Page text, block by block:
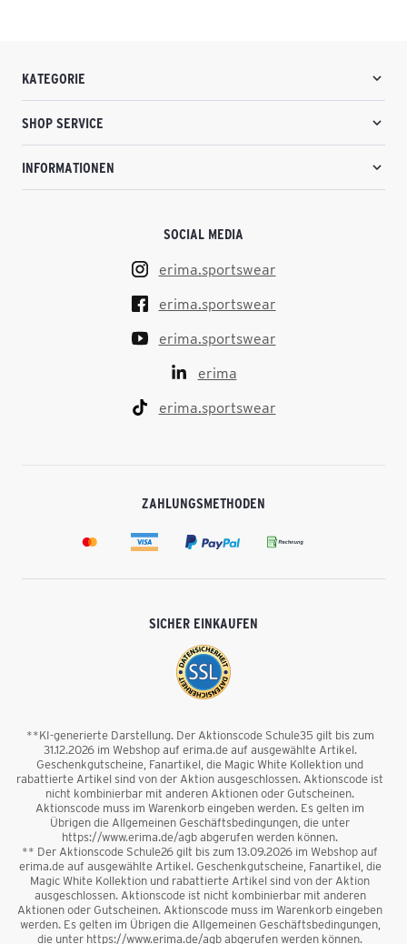
KATEGORIE
SHOP SERVICE
INFORMATIONEN
SOCIAL MEDIA
erima.sportswear
erima.sportswear
erima.sportswear
erima
erima.sportswear
ZAHLUNGSMETHODEN
SICHER EINKAUFEN
**KI-generierte Darstellung. Der Aktionscode Schule35 gilt bis zum
31.12.2026 im Webshop auf erima.de auf ausgewählte Artikel.
Geschenkgutscheine, Fanartikel, die Magic White Kollektion und
rabattierte Artikel sind von der Aktion ausgeschlossen. Aktionscode ist
nicht kombinierbar mit anderen Aktionen oder Gutscheinen.
Aktionscode muss im Warenkorb eingeben werden. Es gelten im
Übrigen die Allgemeinen Geschäftsbedingungen, die unter
https://www.erima.de/agb abgerufen werden können.
** Der Aktionscode Schule26 gilt bis zum 13.09.2026 im Webshop auf
erima.de auf ausgewählte Artikel. Geschenkgutscheine, Fanartikel, die
Magic White Kollektion und rabattierte Artikel sind von der Aktion
ausgeschlossen. Aktionscode ist nicht kombinierbar mit anderen
Aktionen oder Gutscheinen. Aktionscode muss im Warenkorb eingeben
werden. Es gelten im Übrigen die Allgemeinen Geschäftsbedingungen,
die unter https://www.erima.de/agb abgerufen werden können.